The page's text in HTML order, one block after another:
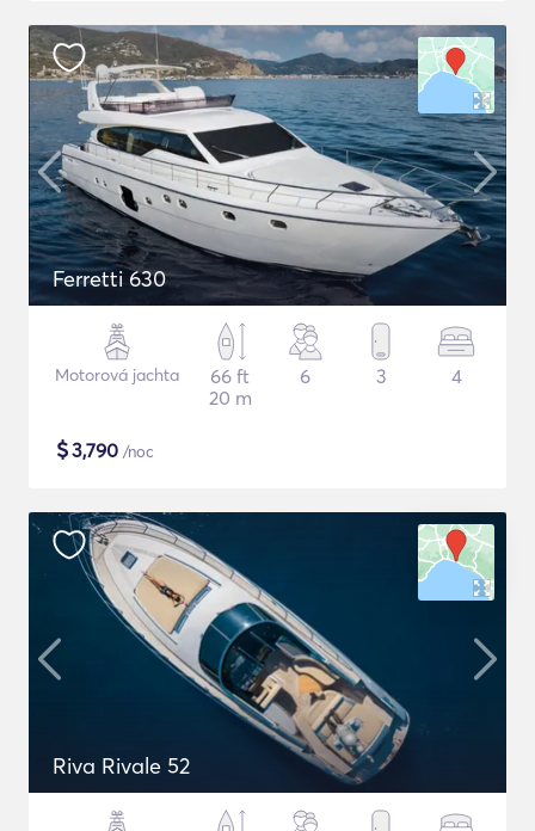
Ferretti 630
Motorová jachta
66 ft
20 m
6 3 4
$3,790 /noc
Riva Rivale 52